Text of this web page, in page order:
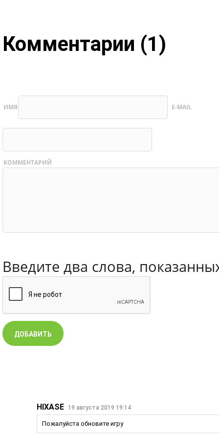
Комментарии (1)
ИМЯ E-MAIL
КОММЕНТАРИЙ
Введите два слова,
HIXASE 19 августа 2019 19:14
Пожалуйста обновите игру